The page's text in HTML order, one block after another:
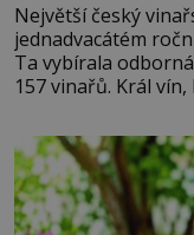
Největší český
jednadvacátém
Ta vybírala
157 vinařů.